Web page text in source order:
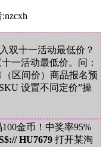
双十一活动最低价？
一活动最低价。问：
区间价）商品报名预
设置不同定价”操
金币！中奖率95%
HU7679 打开某淘